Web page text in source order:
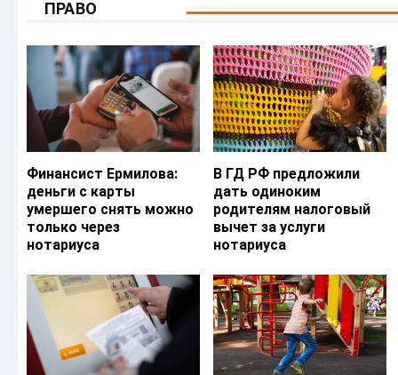
ПРАВО
Финансист Ермилова:
деньги с карты
умершего снять можно
только через
нотариуса
В ГД РФ предложили
дать одиноким
родителям налоговый
вычет за услуги
нотариуса